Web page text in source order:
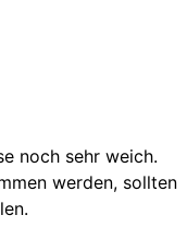
noch sehr weich.
werden, sollten